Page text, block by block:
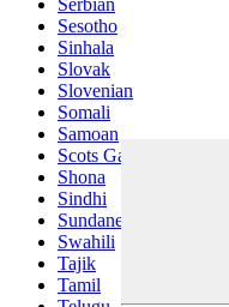
Sesotho
Sinhala
Slovak
Slovenian
Somali
Samoan
Scots Gaelic
Shona
Sindhi
Sundanese
Swahili
Tajik
Tamil